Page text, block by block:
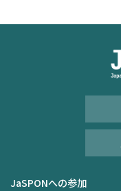
JaSPONへの参加